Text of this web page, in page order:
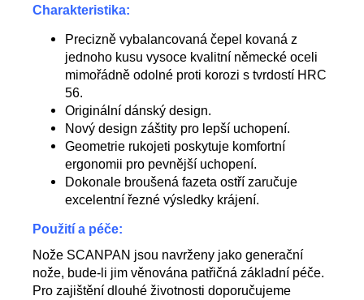
Charakteristika:
Precizně vybalancovaná čepel kovaná z
jednoho kusu vysoce kvalitní německé oceli
mimořádně odolné proti korozi s tvrdostí HRC
56.
Originální dánský design.
Nový design záštity pro lepší uchopení.
Geometrie rukojeti poskytuje komfortní
ergonomii pro pevnější uchopení.
Dokonale broušená fazeta ostří zaručuje
excelentní řezné výsledky krájení.
Použití a péče:
Nože SCANPAN jsou navrženy jako generační
nože, bude-li jim věnována patřičná základní péče.
Pro zajištění dlouhé životnosti doporučujeme